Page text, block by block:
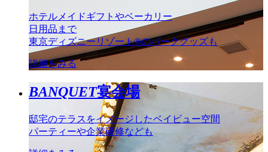
ホテルメイドギフトやベーカリー
日用品まで
東京ディズニーリゾート®のパークグッズも
詳細をみる
BANQUET宴会場
邸宅のテラスをイメージしたベイビュー空間
パーティーや企業研修なども